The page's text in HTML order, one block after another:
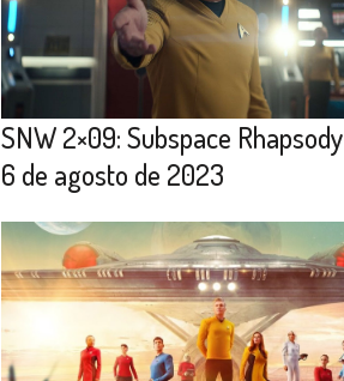
SNW 2×09: Subspace Rhapsody
6 de agosto de 2023